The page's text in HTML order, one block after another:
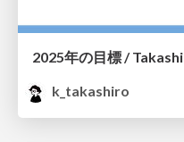
2025年の目標 /
k_takashiro